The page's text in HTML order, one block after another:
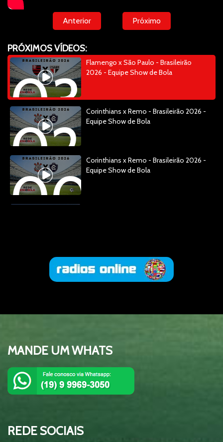
Anterior Próximo
PRÓXIMOS VÍDEOS:
Flamengo x São Paulo - Brasileirão
2026 - Equipe Show de Bola
Corinthians x Remo - Brasileirão 2026 -
Equipe Show de Bola
Corinthians x Remo - Brasileirão 2026 -
Equipe Show de Bola
01:29:15
TESTE
de Bola
Esquenta da Copa 2026 - Equipe Show
de Bola - Brasil x Escócia
MANDE UM WHATS
REDE SOCIAIS